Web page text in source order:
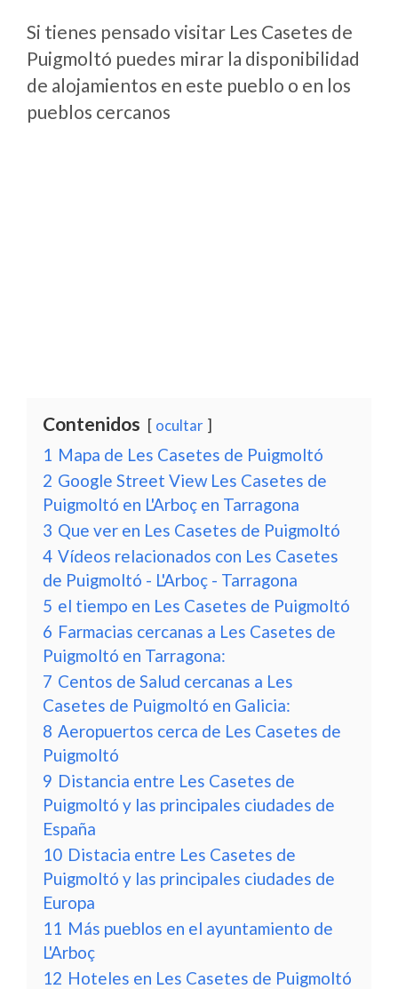
Si tienes pensado visitar Les Casetes de
Puigmoltó puedes mirar la disponibilidad
de alojamientos en este pueblo o en los
pueblos cercanos
Contenidos ocultar
1 Mapa de Les Casetes de Puigmoltó
2 Google Street View Les Casetes de
Puigmoltó en L'Arboç en Tarragona
3 Que ver en Les Casetes de Puigmoltó
4 Vídeos relacionados con Les Casetes
de Puigmoltó - L'Arboç - Tarragona
5 el tiempo en Les Casetes de Puigmoltó
6 Farmacias cercanas a Les Casetes de
Puigmoltó en Tarragona:
7 Centos de Salud cercanas a Les
Casetes de Puigmoltó en Galicia:
8 Aeropuertos cerca de Les Casetes de
Puigmoltó
9 Distancia entre Les Casetes de
Puigmoltó y las principales ciudades de
España
10 Distacia entre Les Casetes de
Puigmoltó y las principales ciudades de
Europa
11 Más pueblos en el ayuntamiento de
L'Arboç
12 Hoteles en Les Casetes de Puigmoltó